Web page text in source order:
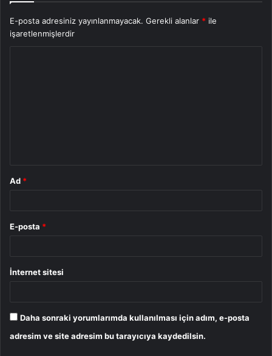
E-posta adresiniz yayınlanmayacak. Gerekli alanlar * ile
işaretlenmişlerdir
Ad *
E-posta *
İnternet sitesi
Daha sonraki yorumlarımda kullanılması için adım, e-posta
adresim ve site adresim bu tarayıcıya kaydedilsin.